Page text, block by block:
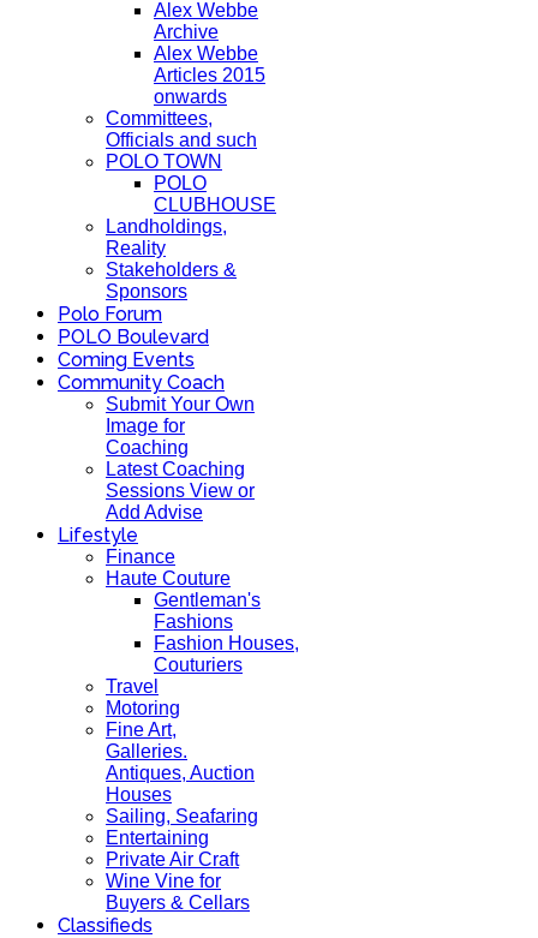
Alex Webbe
Archive
Alex Webbe
Articles 2015
onwards
Committees,
Officials and such
POLO TOWN
POLO
CLUBHOUSE
Landholdings,
Reality
Stakeholders &
Sponsors
Polo Forum
POLO Boulevard
Coming Events
Community Coach
Submit Your Own
Image for
Coaching
Latest Coaching
Sessions View or
Add Advise
Lifestyle
Finance
Haute Couture
Gentleman's
Fashions
Fashion Houses,
Couturiers
Travel
Motoring
Fine Art,
Galleries.
Antiques, Auction
Houses
Sailing, Seafaring
Entertaining
Private Air Craft
Wine Vine for
Buyers & Cellars
Classifieds